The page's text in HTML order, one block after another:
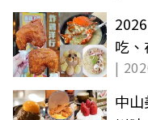
吃
伴手
|
中